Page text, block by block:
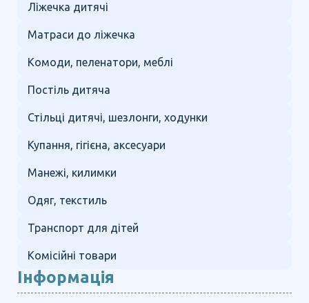
Ліжечка дитячі
Матраси до ліжечка
Комоди, пеленатори, меблі
Постіль дитяча
Стільці дитячі, шезлонги, ходунки
Купання, гігієна, аксесуари
Манежі, килимки
Одяг, текстиль
Транспорт для дітей
Комісійні товари
Інформація